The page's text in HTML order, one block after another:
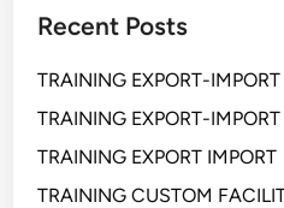
Recent Posts
TRAINING EXPORT-
TRAINING EXPORT-IMPORT
TRAINING EXPORT IMPORT
TRAINING CUSTOM